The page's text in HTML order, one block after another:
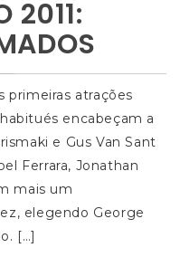
2011:
primeiras atrações
encabeçam a
e Gus Van Sant
Ferrara, Jonathan
mais um
elegendo George
[…]